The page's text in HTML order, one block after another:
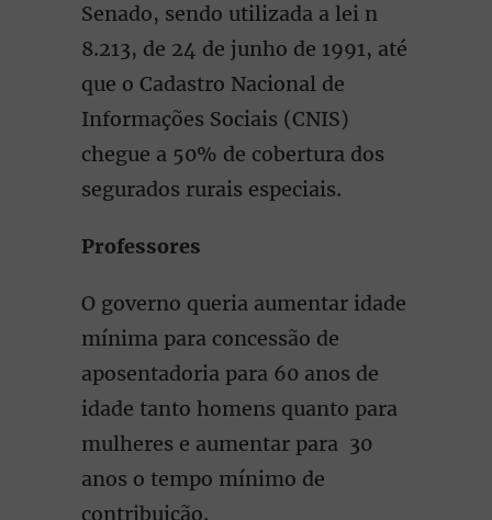
Senado, sendo utilizada a lei n
8.213, de 24 de junho de 1991, até
que o Cadastro Nacional de
Informações Sociais (CNIS)
chegue a 50% de cobertura dos
segurados rurais especiais.
Professores
O governo queria aumentar idade
mínima para concessão de
aposentadoria para 60 anos de
idade tanto homens quanto para
mulheres e aumentar para 30
anos o tempo mínimo de
contribuição.